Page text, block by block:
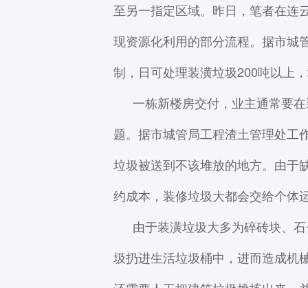
至另一指定区域。昨日，笔者在连
现资源化利用的部分流程。据市城
制，日可处理装潢垃圾200吨以上
一栋新楼房交付，业主通常要
题。据市城管局工程渣土管理处工
垃圾被送到不该堆放的地方。由于
约成本，装修垃圾大都会交给个体
由于装潢垃圾大多为碎砖块、
圾扔进生活垃圾桶中，进而造成机